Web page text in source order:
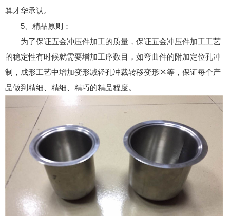
算才华承认。
5、精品原则：
为了保证五金冲压件加工的质量，保证五金冲压件加工工艺
的稳定性有时候就需要增加工序数目，如弯曲件的附加定位孔冲
制，成形工艺中增加变形减轻孔冲裁转移变形区等，保证每个产
品做到精细、精细、精巧的精品程度。